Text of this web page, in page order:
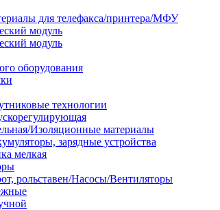
для телефакса/принтера/МФУ
модуль
модуль
оборудования
технологии
Изоляционные материалы
зарядные устройства
мелкая
рольставен/Насосы/Вентиляторы